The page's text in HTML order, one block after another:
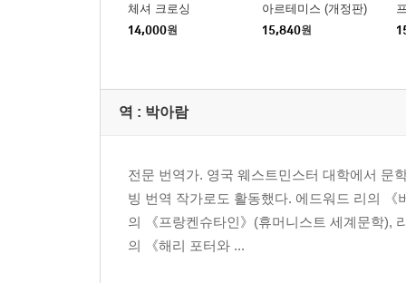
체셔 크로싱
14,000원
아르테미스 (개정판)
15,840원
역 : 박아람
전문 번역가. 영국 웨스트민스터 대학에서 문
빙 번역 작가로도 활동했다. 에드워드 리의
의 《프랑켄슈타인》(휴머니스트 세계문학),
의 《해리 포터와 ...